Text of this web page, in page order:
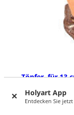
Holyart App
Entdecken Sie
Töpfer, für 13
AUSVERKAUFT